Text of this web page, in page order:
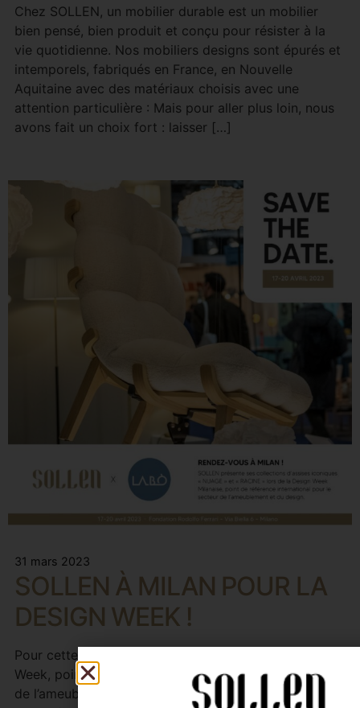
Chez SOLLEN, un mobilier durable est un mobilier
bien pensé, bien produit et conçu pour résister à la
vie quotidienne. Nos mobiliers designs sont épurés et
intemporels, fabriqués en France, en Nouvelle
Aquitaine avec des matériaux choisis avec une
attention particulière : Mais pour aller plus loin, nous
avons fait un choix fort : laisser […]
31 mars 2023
SOLLEN À MILAN POUR LA
DESIGN WEEK !
Pour cette première participation à la Milan Design
Week, point de référence international pour le secteur
de l’ameublement et du design, SOLLEN présente son